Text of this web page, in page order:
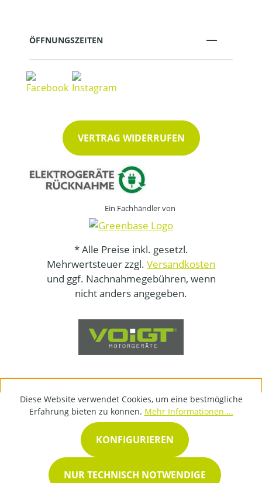
ÖFFNUNGSZEITEN
VERTRAG WIDERRUFEN
Ein Fachhändler von
* Alle Preise inkl. gesetzl.
Mehrwertsteuer zzgl. Versandkosten
und ggf. Nachnahmegebühren, wenn
nicht anders angegeben.
Diese Website verwendet Cookies, um eine bestmögliche
Erfahrung bieten zu können. Mehr Informationen ...
NUR TECHNISCH NOTWENDIGE
KONFIGURIEREN